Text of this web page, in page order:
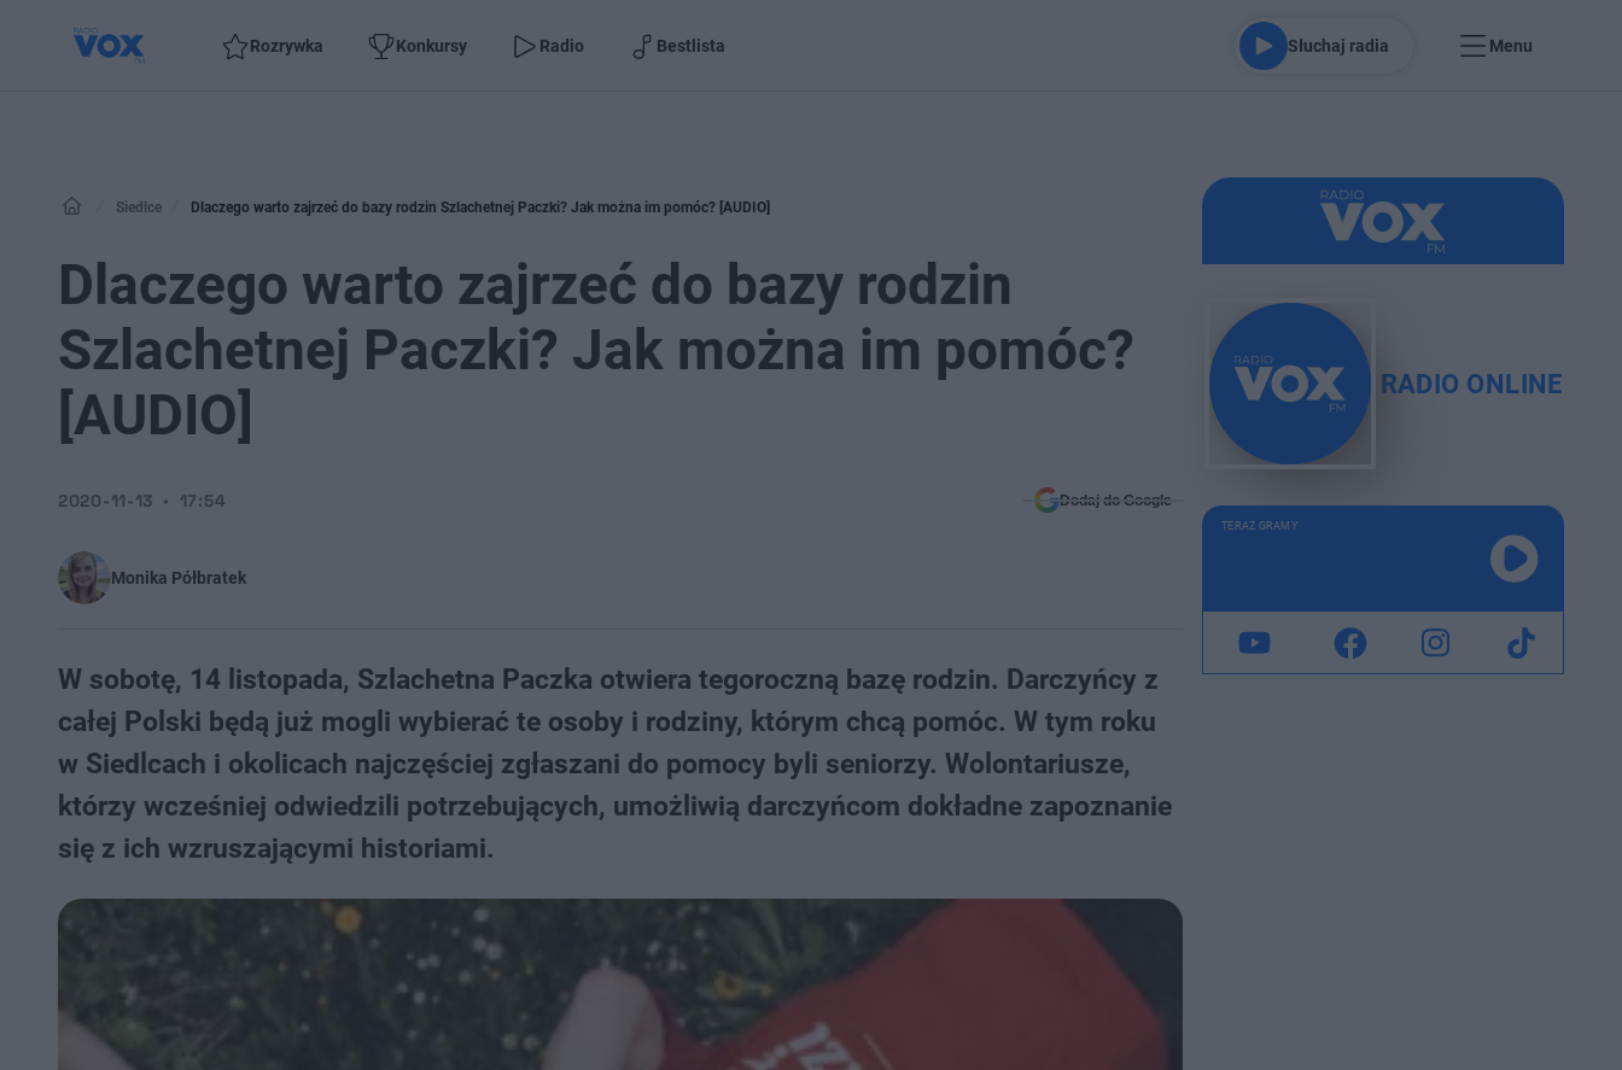
Rozrywka Konkursy Radio Bestlista Słuchaj radia Menu
Siedlce Dlaczego warto zajrzeć do bazy rodzin Szlachetnej Paczki? Jak można im pomóc? [AUDIO]
Dlaczego warto zajrzeć do bazy rodzin
Szlachetnej Paczki? Jak można im pomóc?
[AUDIO]
Monika Półbratek
2020-11-13 17:54 Dodaj do Google
W sobotę, 14 listopada, Szlachetna Paczka otwiera tegoroczną bazę rodzin. Darczyńcy z
całej Polski będą już mogli wybierać te osoby i rodziny, którym chcą pomóc. W tym roku
w Siedlcach i okolicach najczęściej zgłaszani do pomocy byli seniorzy. Wolontariusze,
którzy wcześniej odwiedzili potrzebujących, umożliwią darczyńcom dokładne zapoznanie
się z ich wzruszającymi historiami.
RADIO ONLINE
TERAZ GRAMY